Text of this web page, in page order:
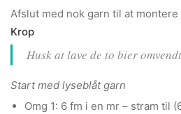
Afslut med nok garn til at montere
Krop
Husk at lave de to bier
Start med lyseblåt garn
Omg 1: 6 fm i en mr – stram til